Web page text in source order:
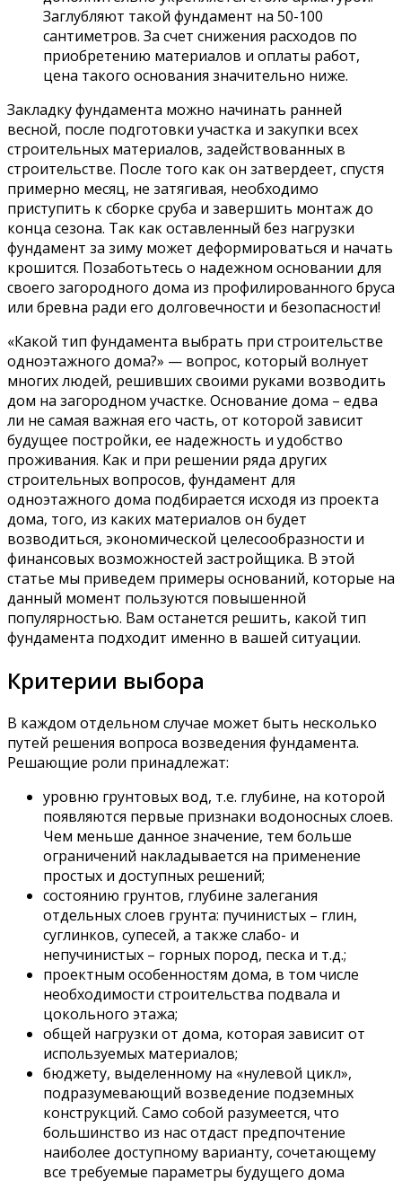
Заглубляют такой фундамент на 50-100
сантиметров. За счет снижения расходов по
приобретению материалов и оплаты работ,
цена такого основания значительно ниже.
Закладку фундамента можно начинать ранней
весной, после подготовки участка и закупки всех
строительных материалов, задействованных в
строительстве. После того как он затвердеет, спустя
примерно месяц, не затягивая, необходимо
приступить к сборке сруба и завершить монтаж до
конца сезона. Так как оставленный без нагрузки
фундамент за зиму может деформироваться и начать
крошится. Позаботьтесь о надежном основании для
своего загородного дома из профилированного бруса
или бревна ради его долговечности и безопасности!
«Какой тип фундамента выбрать при строительстве
одноэтажного дома?» — вопрос, который волнует
многих людей, решивших своими руками возводить
дом на загородном участке. Основание дома – едва
ли не самая важная его часть, от которой зависит
будущее постройки, ее надежность и удобство
проживания. Как и при решении ряда других
строительных вопросов, фундамент для
одноэтажного дома подбирается исходя из проекта
дома, того, из каких материалов он будет
возводиться, экономической целесообразности и
финансовых возможностей застройщика. В этой
статье мы приведем примеры оснований, которые на
данный момент пользуются повышенной
популярностью. Вам останется решить, какой тип
фундамента подходит именно в вашей ситуации.
Критерии выбора
В каждом отдельном случае может быть несколько
путей решения вопроса возведения фундамента.
Решающие роли принадлежат:
уровню грунтовых вод, т.е. глубине, на которой
появляются первые признаки водоносных слоев.
Чем меньше данное значение, тем больше
ограничений накладывается на применение
простых и доступных решений;
состоянию грунтов, глубине залегания
отдельных слоев грунта: пучинистых – глин,
суглинков, супесей, а также слабо- и
непучинистых – горных пород, песка и т.д.;
проектным особенностям дома, в том числе
необходимости строительства подвала и
цокольного этажа;
общей нагрузки от дома, которая зависит от
используемых материалов;
бюджету, выделенному на «нулевой цикл»,
подразумевающий возведение подземных
конструкций. Само собой разумеется, что
большинство из нас отдаст предпочтение
наиболее доступному варианту, сочетающему
все требуемые параметры будущего дома